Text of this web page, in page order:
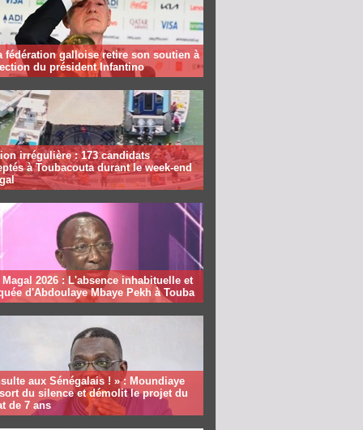
fédération galloise retire son soutien à
du président Infantino
irrégulière : 173 candidats
à Toubacouta durant le week-end
Magal 2026 : L'absence inhabituelle et
d'Abdoulaye Mbaye Pekh à Touba
aux Sénégalais ! » : Moundiaye
du silence et démolit le projet du
de 7 ans